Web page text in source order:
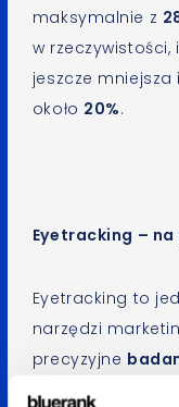
maksymalnie z
w
jeszcze mniejsza
około 20%.
Eyetracking –
Eyetracking to
narzędzi
precyzyjne